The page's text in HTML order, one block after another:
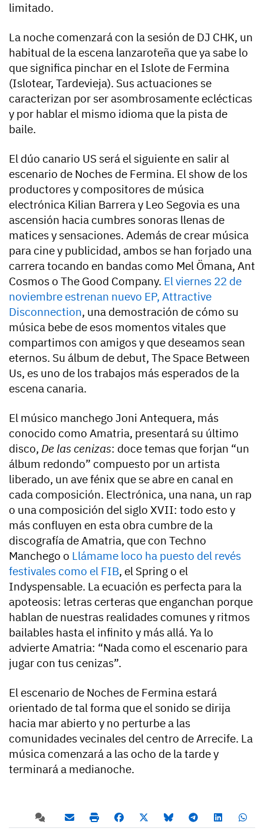
limitado.
La noche comenzará con la sesión de DJ CHK, un
habitual de la escena lanzaroteña que ya sabe lo
que significa pinchar en el Islote de Fermina
(Islotear, Tardevieja). Sus actuaciones se
caracterizan por ser asombrosamente eclécticas
y por hablar el mismo idioma que la pista de
baile.
El dúo canario US será el siguiente en salir al
escenario de Noches de Fermina. El show de los
productores y compositores de música
electrónica Kilian Barrera y Leo Segovia es una
ascensión hacia cumbres sonoras llenas de
matices y sensaciones. Además de crear música
para cine y publicidad, ambos se han forjado una
carrera tocando en bandas como Mel Ömana, Ant
Cosmos o The Good Company. El viernes 22 de
noviembre estrenan nuevo EP, Attractive
Disconnection, una demostración de cómo su
música bebe de esos momentos vitales que
compartimos con amigos y que deseamos sean
eternos. Su álbum de debut, The Space Between
Us, es uno de los trabajos más esperados de la
escena canaria.
El músico manchego Joni Antequera, más
conocido como Amatria, presentará su último
disco, De las cenizas: doce temas que forjan “un
álbum redondo” compuesto por un artista
liberado, un ave fénix que se abre en canal en
cada composición. Electrónica, una nana, un rap
o una composición del siglo XVII: todo esto y
más confluyen en esta obra cumbre de la
discografía de Amatria, que con Techno
Manchego o Llámame loco ha puesto del revés
festivales como el FIB, el Spring o el
Indyspensable. La ecuación es perfecta para la
apoteosis: letras certeras que enganchan porque
hablan de nuestras realidades comunes y ritmos
bailables hasta el infinito y más allá. Ya lo
advierte Amatria: “Nada como el escenario para
jugar con tus cenizas”.
El escenario de Noches de Fermina estará
orientado de tal forma que el sonido se dirija
hacia mar abierto y no perturbe a las
comunidades vecinales del centro de Arrecife. La
música comenzará a las ocho de la tarde y
terminará a medianoche.